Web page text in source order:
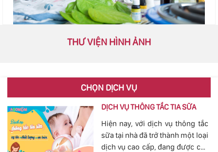
THƯ VIỆN HÌNH ẢNH
CHỌN DỊCH VỤ
DỊCH VỤ THÔNG TẮC TIA SỮA
Hiện nay, với dịch vụ thông tắc
sữa tại nhà đã trở thành một loại
dịch vụ cao cấp, đang được các